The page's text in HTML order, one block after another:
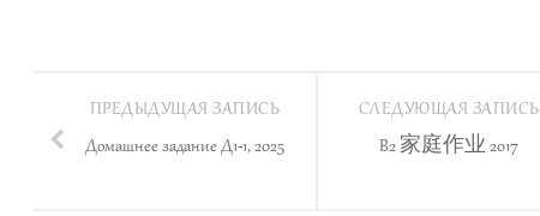
СЛЕДУЮЩАЯ ЗАПИСЬ
B2 家庭作业 2017
ПРЕДЫДУЩАЯ ЗАПИСЬ
Домашнее задание Д1-1, 2025